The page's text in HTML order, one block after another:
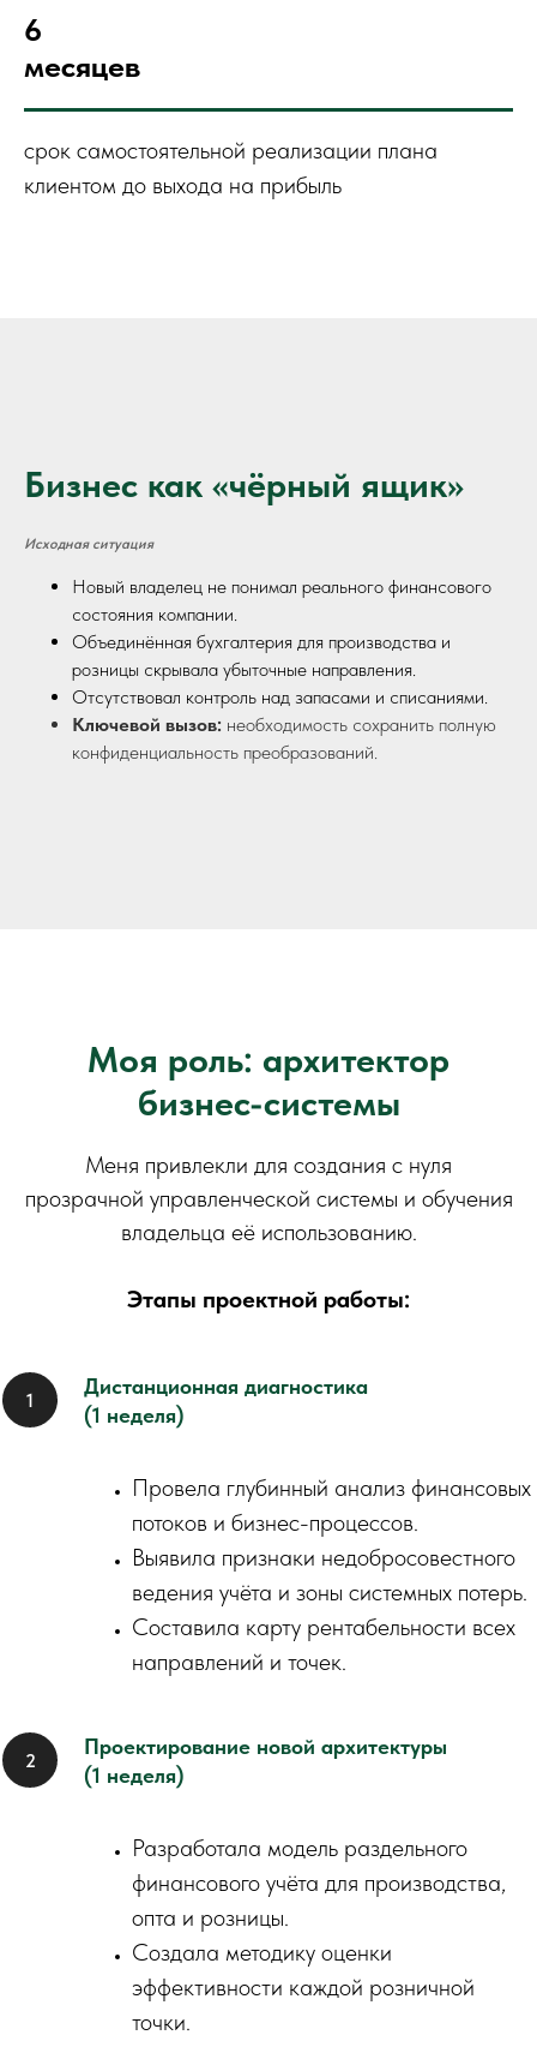
6
месяцев
срок самостоятельной реализации плана
клиентом до выхода на прибыль
Бизнес как «чёрный ящик»
Исходная ситуация
Новый владелец не понимал реального финансового
состояния компании.
Объединённая бухгалтерия для производства и
розницы скрывала убыточные направления.
Отсутствовал контроль над запасами и списаниями.
Ключевой вызов: необходимость сохранить полную
конфиденциальность преобразований.
Моя роль: архитектор
бизнес-системы
Меня привлекли для создания с нуля
прозрачной управленческой системы и обучения
владельца её использованию.
Этапы проектной работы:
Дистанционная диагностика
(1 неделя)
Провела глубинный анализ финансовых
потоков и бизнес-процессов.
Выявила признаки недобросовестного
ведения учёта и зоны системных потерь.
Составила карту рентабельности всех
направлений и точек.
Проектирование новой архитектуры
(1 неделя)
Разработала модель раздельного
финансового учёта для производства,
опта и розницы.
Создала методику оценки
эффективности каждой розничной
точки.